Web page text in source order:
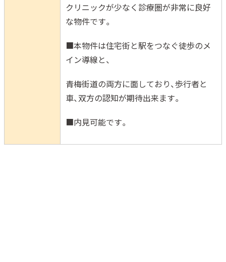
クリニックが少なく診療圏が非常に良好
な物件です。
■本物件は住宅街と駅をつなぐ徒歩のメ
イン導線と、
青梅街道の両方に面しており、歩行者と
車、双方の認知が期待出来ます。
■内見可能です。